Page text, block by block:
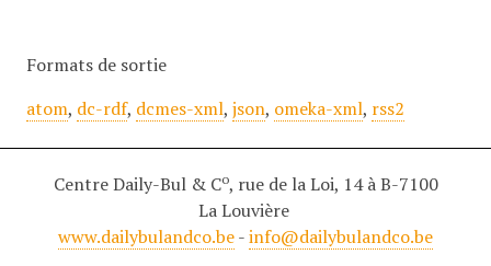
Formats de sortie
atom, dc-rdf, dcmes-xml, json, omeka-xml, rss2
Centre Daily-Bul & Co, rue de la Loi, 14 à B-7100
La Louvière
www.dailybulandco.be-info@dailybulandco.be